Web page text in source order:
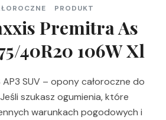
PRODUKT
Premitra As
40R20 106W Xl
SUV – opony całoroczne do
szukasz ogumienia, które
warunkach pogodowych i